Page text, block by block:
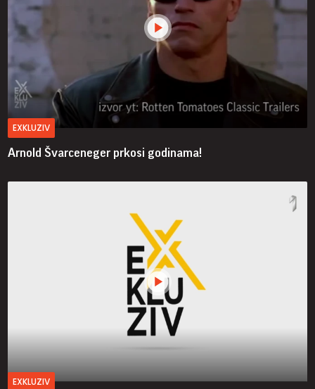
EXKLUZIV
Arnold Švarceneger prkosi godinama!
EXKLUZIV